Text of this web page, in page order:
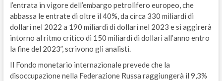
l’entrata in vigore dell’embargo petrolifero europeo, che
abbassa le entrate di oltre il 40%, da circa 330 miliardi di
dollari nel 2022 a 190 miliardi di dollari nel 2023 e si aggirerà
intorno al ritmo critico di 150 miliardi di dollari all’anno entro
la fine del 2023”, scrivono gli analisti.
Il Fondo monetario internazionale prevede che la
disoccupazione nella Federazione Russa raggiungerà il 9,3%